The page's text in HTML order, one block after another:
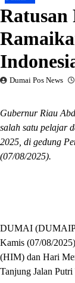
Ratusan
Dumai Pos News
Gubernur Riau
salah satu pelajar
2025, di gedung
(07/08/2025).
DUMAI
Kamis (07/08/
(HIM) dan Hari
Tanjung Jalan